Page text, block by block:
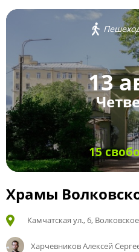
13
15
Храмы
Камчатская ул., 6,
Харчевников Алексей